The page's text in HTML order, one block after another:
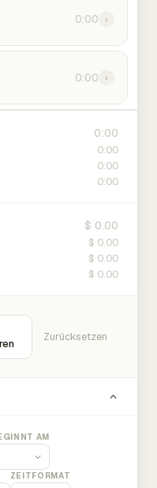
0:00 ›
0:00 ›
0:00
0:00
0:00
0:00
$ 0.00
$ 0.00
$ 0.00
$ 0.00
Zurücksetzen
AM
ZEITFORMAT